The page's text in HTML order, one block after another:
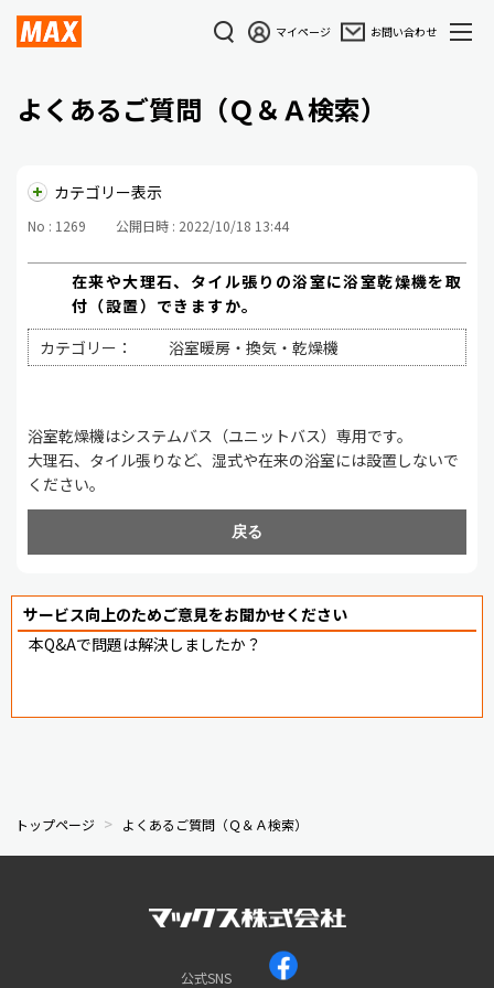
マイページ お問い合わせ
よくあるご質問（Ｑ＆Ａ検索）
カテゴリー表示
No : 1269 公開日時 : 2022/10/18 13:44
在来や大理石、タイル張りの浴室に浴室乾燥機を取
付（設置）できますか。
カテゴリー：
浴室暖房・換気・乾燥機
浴室乾燥機はシステムバス（ユニットバス）専用です。
大理石、タイル張りなど、湿式や在来の浴室には設置しないで
ください。
戻る
サービス向上のためご意見をお聞かせください
本Q&Aで問題は解決しましたか？
トップページ よくあるご質問（Ｑ＆Ａ検索）
公式SNS